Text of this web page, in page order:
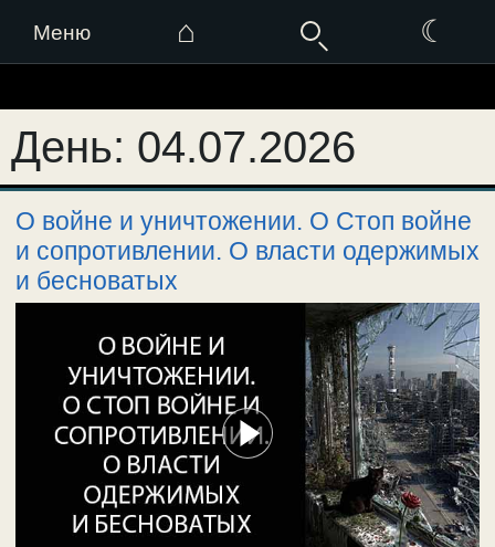
Меню ⌂ ☾
к
содержимому
День: 04.07.2026
О войне и уничтожении. О Стоп войне
и сопротивлении. О власти одержимых
и бесноватых